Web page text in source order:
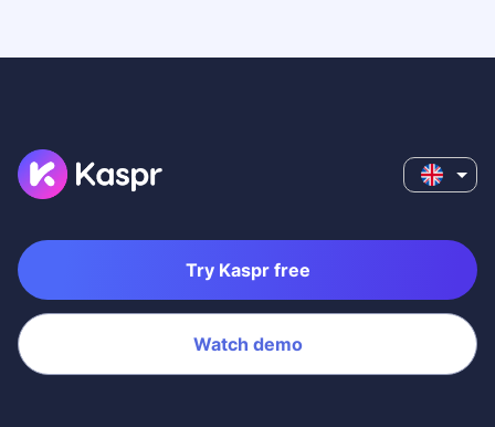
Try Kaspr free
Watch demo